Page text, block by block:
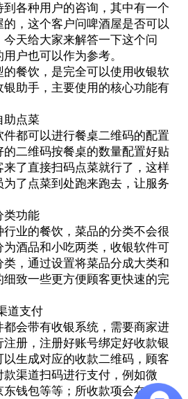
各种用户的咨询，其中有一个
，这个客户问啤酒屋是否可以
今天给大家来解答一下这个问
户也可以作为参考。
餐饮，是完全可以使用收银软
银助手，主要使用的核心功能有
助点菜
件都可以进行餐桌二维码的配置
二维码按餐桌的数量配置好贴
了直接扫码点菜就行了，这样
了点菜到处跑来跑去，让服务
类功能
业的餐饮，菜品的分类不会很
为酒品和小吃两类，收银软件可
类，通过设置将菜品分成大类和
致一些更方便顾客更快速的完
道支付
都会带有收银系统，需要商家进
册，注册好账号绑定好收款银
生成对应的收款二维码，顾客
渠道扫码进行支付，例如微
钱包等等；所收款项会在隔天